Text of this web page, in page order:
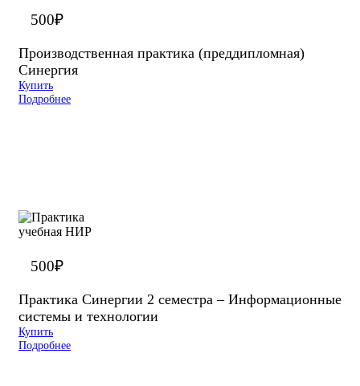
500₽
Производственная практика (преддипломная)
Синергия
Купить
Подробнее
500₽
Практика Синергии 2 семестра – Информационные
системы и технологии
Купить
Подробнее